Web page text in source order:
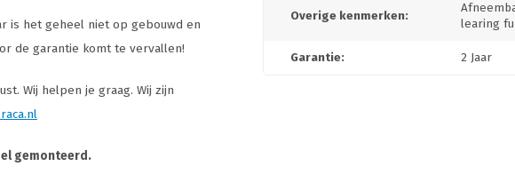
is het geheel niet op gebouwd en
de garantie komt te vervallen!
Wij helpen je graag. Wij zijn
gemonteerd.
Overige kenmerken:
learing
Garantie: 2 Jaar